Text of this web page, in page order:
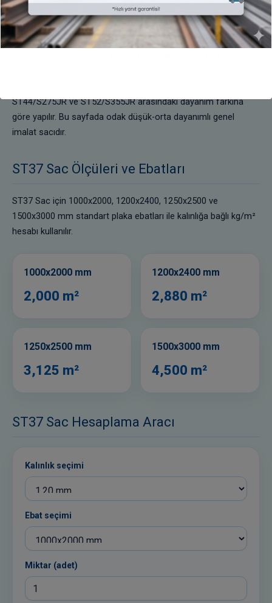
sertifikasındaki değerlerle kontrol edilir. Benzer kalite
seçiminde kullanım yeri ve proje şartnamesi esas alınmalıdır.
ST44/S275JR ve ST52/S355JR arasındaki dayanım farkına
göre yapılır. Bu sayfada odak düşük-orta dayanımlı genel
imalat sacıdır.
ST37 Sac Ölçüleri ve Ebatları
ST37 Sac için 1000x2000, 1200x2400, 1250x2500 ve
1500x3000 mm standart plaka ebatları ile kalınlığa bağlı kg/m²
hesabı kullanılır.
1000x2000 mm
2,000 m²
1200x2400 mm
2,880 m²
1250x2500 mm
3,125 m²
1500x3000 mm
4,500 m²
ST37 Sac Hesaplama Aracı
Kalınlık seçimi
Ebat seçimi
Miktar (adet)